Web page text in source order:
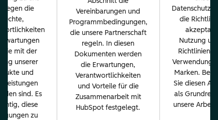
legen die
Rechte,
die mit der
unserer
und
sind. Es
diese
zu
Vereinbarungen und
Programmbedingungen,
die unsere Partnerschaft
regeln. In diesen
Dokumenten werden
die Erwartungen,
Verantwortlichkeiten
und Vorteile für die
Zusammenarbeit mit
HubSpot festgelegt.
die
Nutzung
Richtlinien
Verwendung
Marken.
Sie diesen
als
unsere